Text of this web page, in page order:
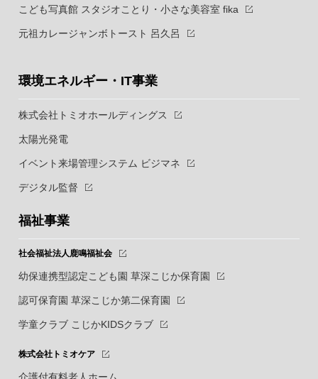
こども写真館 スタジオことり・小さな美容室 fika
元祖カレージャンボトースト 呂久呂
環境エネルギー・IT事業
株式会社トミオホールディングス
太陽光発電
イベント来場管理システム ビジマネ
デジタル監督
福祉事業
社会福祉法人鹿鳴福祉会
幼保連携型認定こども園 草深こじか保育園
認可保育園 草深こじか第二保育園
学童クラブ こじかKIDSクラブ
株式会社トミオケア
介護付有料老人ホーム